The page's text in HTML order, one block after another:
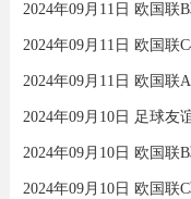
2024年09月11日 欧国联
2024年09月11日 欧国联
2024年09月11日 欧国联
2024年09月10日 欧国联